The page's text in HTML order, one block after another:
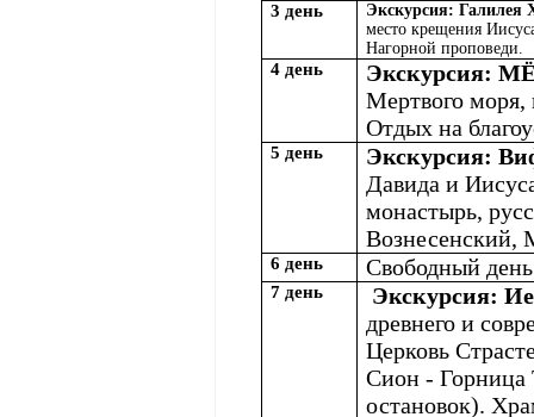
3 день
Экскурсия: Галилея
место крещения
Нагорной проповеди.
4 день
Экскурсия:
Мертвого
Отдых на
5 день
Экскурсия:
Давида и
монастырь,
Вознесенский,
6 день Свободный
7 день
Экскурсия:
древнего и
Церковь
Сион - Горница
остановок).